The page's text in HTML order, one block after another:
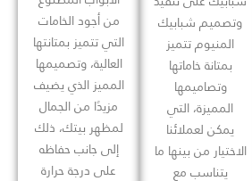
وتصميم شبابيك
المنيوم تتميز
بمتانة خاماتها
وتصاميمها
المميزة، التي
يمكن لعملائنا
الاختيار من بينها ما
يتناسب مع
من أجود الخامات
التي تتميز بمتانتها
العالية، وتصميمها
المميز الذي يضيف
مزيدًا من الجمال
لمظهر بيتك، ذلك
إلى جانب حفاظه
على درجة حرارة